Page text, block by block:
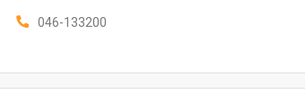
046-133200